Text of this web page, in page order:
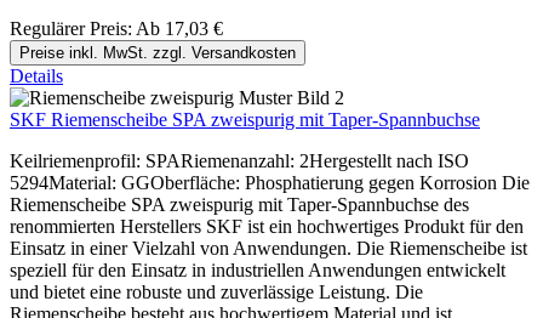
Regulärer Preis: Ab 17,03 €
Preise inkl. MwSt. zzgl. Versandkosten
Details
SKF Riemenscheibe SPA zweispurig mit Taper-Spannbuchse
Keilriemenprofil: SPARiemenanzahl: 2Hergestellt nach ISO
5294Material: GGOberfläche: Phosphatierung gegen Korrosion Die
Riemenscheibe SPA zweispurig mit Taper-Spannbuchse des
renommierten Herstellers SKF ist ein hochwertiges Produkt für den
Einsatz in einer Vielzahl von Anwendungen. Die Riemenscheibe ist
speziell für den Einsatz in industriellen Anwendungen entwickelt
und bietet eine robuste und zuverlässige Leistung. Die